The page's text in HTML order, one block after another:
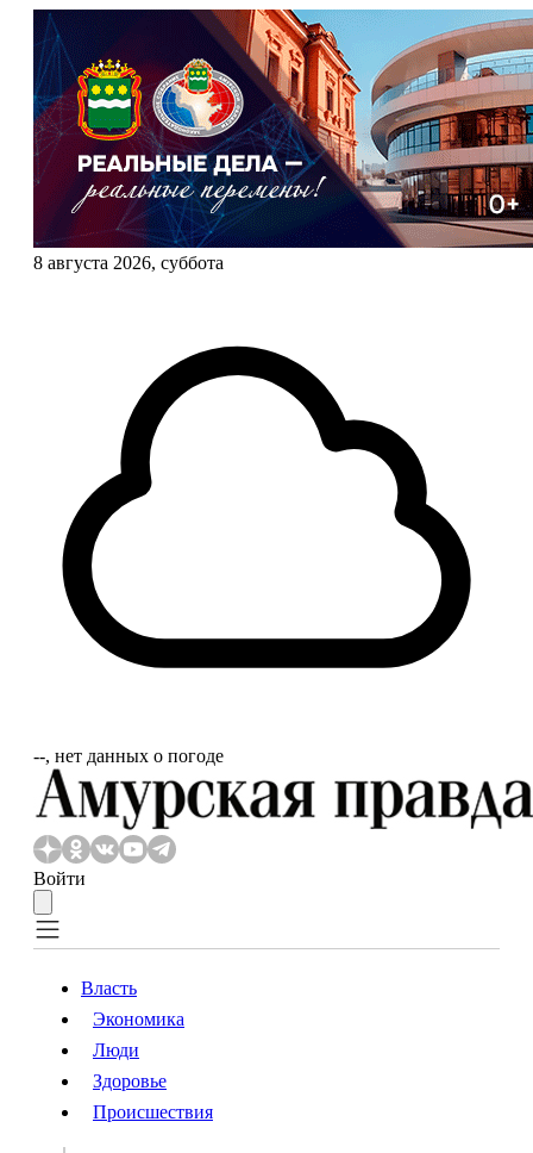
8 августа 2026, суббота
‐‐, нет данных о погоде
Войти
Власть
Происшествия
Власть
Экономика
Люди
Здоровье
Происшествия